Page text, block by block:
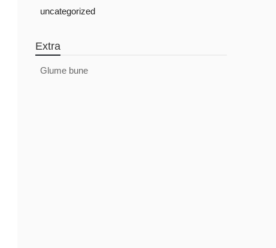
uncategorized
Extra
Glume bune